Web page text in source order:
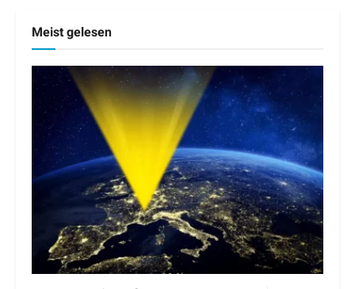
Meist gelesen